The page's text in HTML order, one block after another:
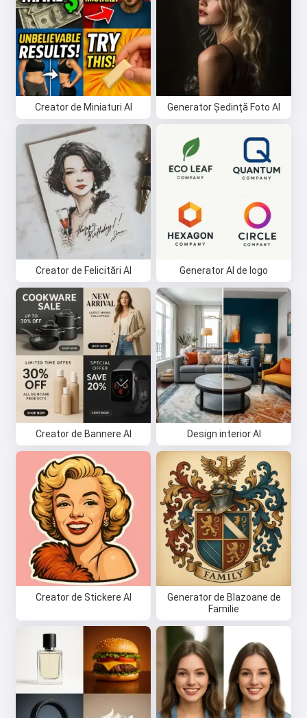
Creator de Miniaturi AI Generator Ședință Foto AI
Creator de Felicitări AI Generator AI de logo
Creator de Bannere AI Design interior AI
Creator de Stickere AI
Generator de Blazoane de
Familie
Salut 👋
Pot crea cântece, scrie poezii și
felicitări 🥰